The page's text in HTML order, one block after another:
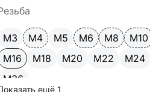
М3 М4 М5 М6 М8 М10
М16
М18 М20 М22 М24
М36
ещё 1